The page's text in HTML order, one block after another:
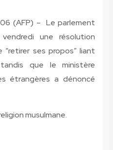
(AFP) – Le parlement
une résolution
ses propos” liant
que le ministère
étrangères a dénoncé
musulmane.